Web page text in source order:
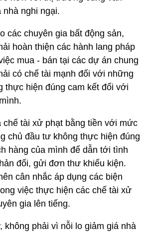
nghi ngại.
các chuyên gia bất động sản,
hoàn thiện các hành lang pháp
mua - bán tại các dự án chung
có chế tài mạnh đối với những
thực hiện đúng cam kết đối với
chế tài xử phạt bằng tiền với mức
chủ đầu tư không thực hiện đúng
hàng của mình để dẫn tới tình
đối, gửi đơn thư khiếu kiện.
cân nhắc áp dụng các biện
việc thực hiện các chế tài xử
gia lên tiếng.
không phải vì nỗi lo giảm giá nhà